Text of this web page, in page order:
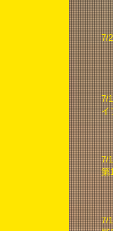
7/
7/
イ
7/
第
7/